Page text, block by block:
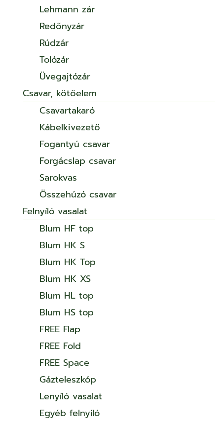
Lehmann zár
Redőnyzár
Rúdzár
Tolózár
Üvegajtózár
Csavar, kötőelem
Csavartakaró
Kábelkivezető
Fogantyú csavar
Forgácslap csavar
Sarokvas
Összehúzó csavar
Felnyíló vasalat
Blum HF top
Blum HK S
Blum HK Top
Blum HK XS
Blum HL top
Blum HS top
FREE Flap
FREE Fold
FREE Space
Gázteleszkóp
Lenyíló vasalat
Egyéb felnyíló